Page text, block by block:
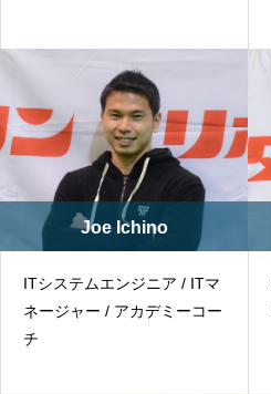
Joe Ichino
ITシステムエンジニア / ITマ
ネージャー / アカデミーコー
チ